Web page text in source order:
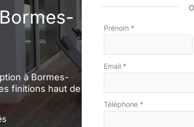
à Bormes-
finitions haut de
Formulaire
avec
téléphone
Prénom *
Email *
Téléphone *